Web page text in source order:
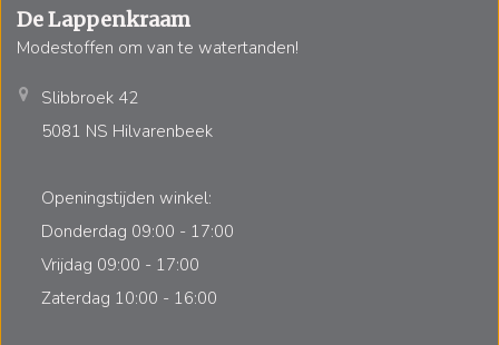
De Lappenkraam
Modestoffen om van te watertanden!
Slibbroek 42
5081 NS Hilvarenbeek
Openingstijden winkel:
Donderdag 09:00 - 17:00
Vrijdag 09:00 - 17:00
Zaterdag 10:00 - 16:00